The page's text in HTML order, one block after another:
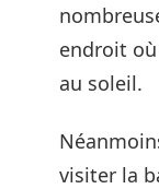
endroit
au soleil.
visiter la